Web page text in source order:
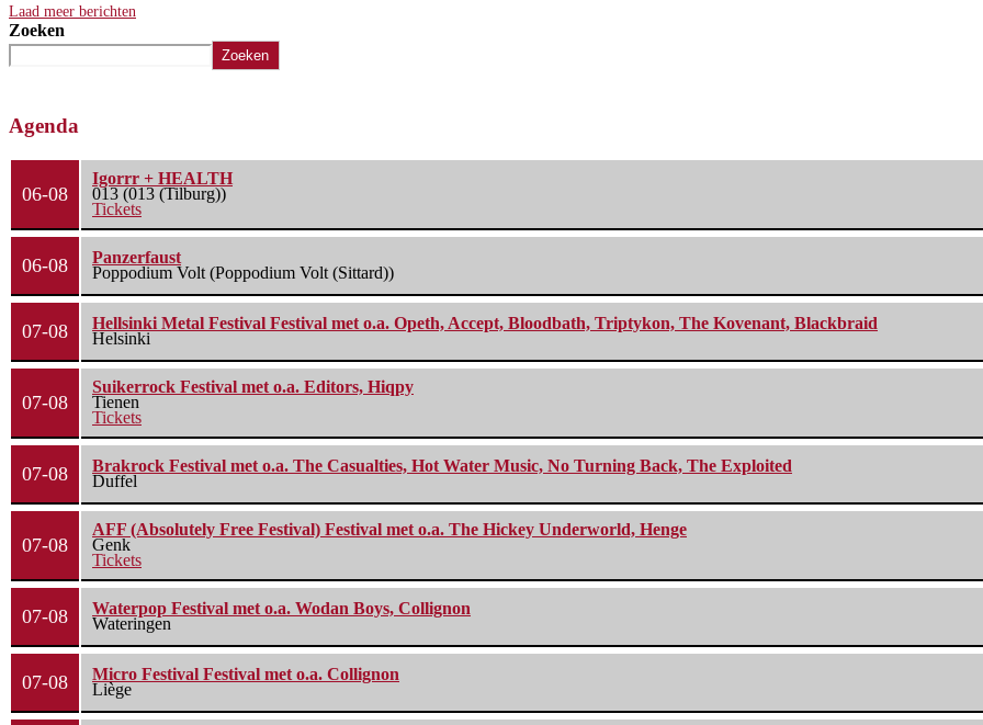
Laad meer berichten
Zoeken
Zoeken
Agenda
06-08
Igorrr + HEALTH
013 (013 (Tilburg))
Tickets
06-08
Panzerfaust
Poppodium Volt (Poppodium Volt (Sittard))
07-08
Hellsinki Metal Festival Festival met o.a. Opeth, Accept, Bloodbath, Triptykon, The Kovenant, Blackbraid
Helsinki
07-08
Suikerrock Festival met o.a. Editors, Hiqpy
Tienen
Tickets
07-08
Brakrock Festival met o.a. The Casualties, Hot Water Music, No Turning Back, The Exploited
Duffel
07-08
AFF (Absolutely Free Festival) Festival met o.a. The Hickey Underworld, Henge
Genk
Tickets
07-08
Waterpop Festival met o.a. Wodan Boys, Collignon
Wateringen
07-08
Micro Festival Festival met o.a. Collignon
Liège